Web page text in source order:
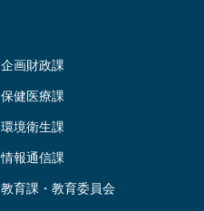
企画財政課
保健医療課
環境衛生課
情報通信課
教育課・教育委員会